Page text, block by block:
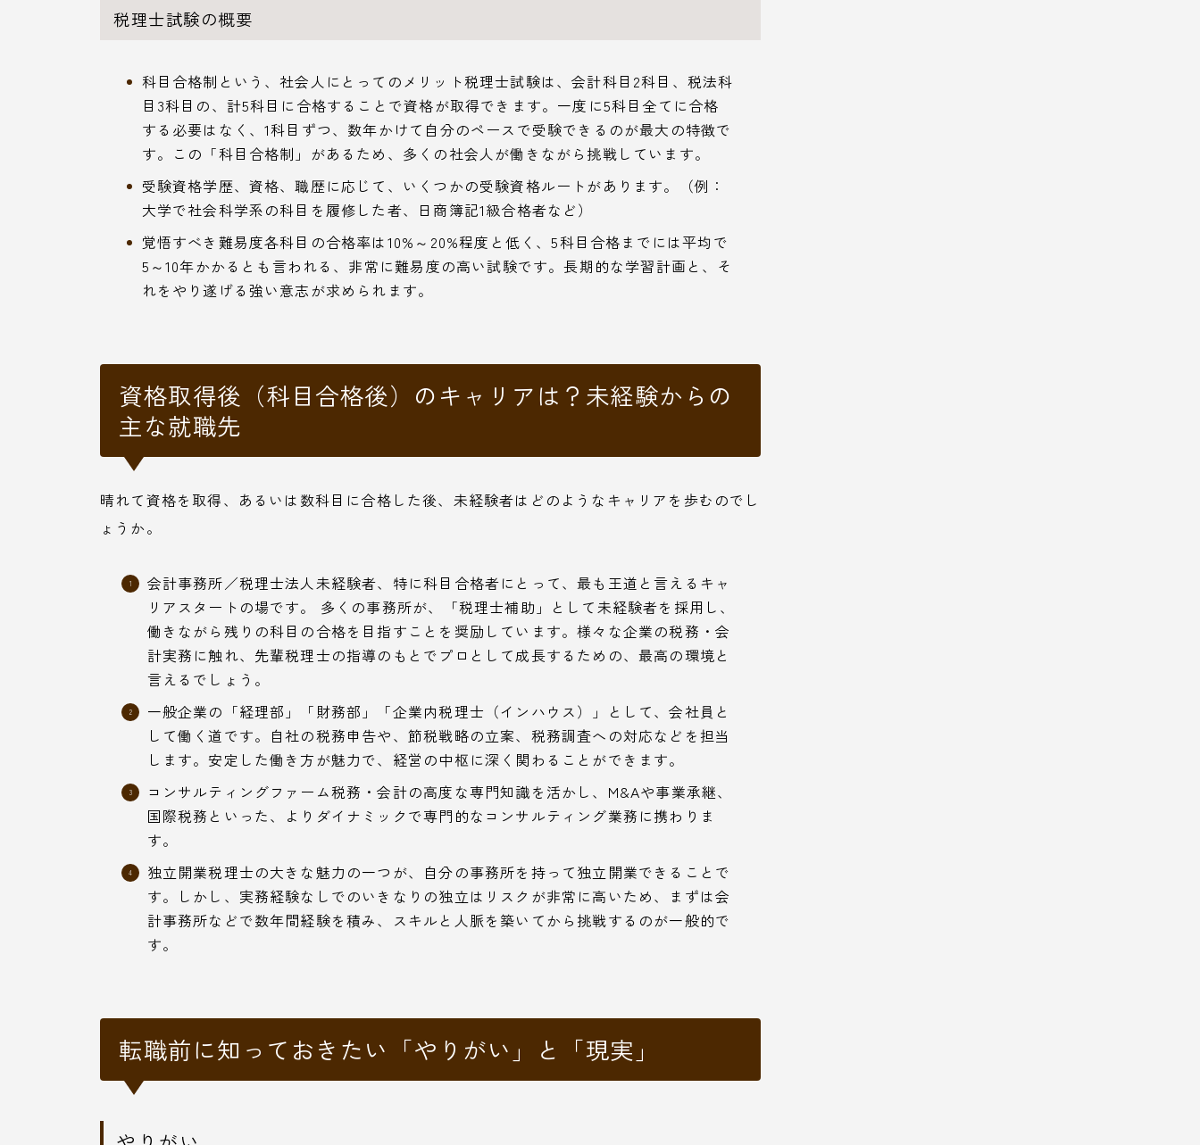
税理士試験の概要
科目合格制という、社会人にとってのメリット税理士試験は、会計科目2科目、税法科
目3科目の、計5科目に合格することで資格が取得できます。一度に5科目全てに合格
する必要はなく、1科目ずつ、数年かけて自分のペースで受験できるのが最大の特徴で
す。この「科目合格制」があるため、多くの社会人が働きながら挑戦しています。
受験資格学歴、資格、職歴に応じて、いくつかの受験資格ルートがあります。（例：
大学で社会科学系の科目を履修した者、日商簿記1級合格者など）
覚悟すべき難易度各科目の合格率は10%～20%程度と低く、5科目合格までには平均で
5～10年かかるとも言われる、非常に難易度の高い試験です。長期的な学習計画と、そ
れをやり遂げる強い意志が求められます。
資格取得後（科目合格後）のキャリアは？未経験からの
主な就職先
晴れて資格を取得、あるいは数科目に合格した後、未経験者はどのようなキャリアを歩むのでし
ょうか。
会計事務所／税理士法人未経験者、特に科目合格者にとって、最も王道と言えるキャ
リアスタートの場です。 多くの事務所が、「税理士補助」として未経験者を採用し、
働きながら残りの科目の合格を目指すことを奨励しています。様々な企業の税務・会
計実務に触れ、先輩税理士の指導のもとでプロとして成長するための、最高の環境と
言えるでしょう。
一般企業の「経理部」「財務部」「企業内税理士（インハウス）」として、会社員と
して働く道です。自社の税務申告や、節税戦略の立案、税務調査への対応などを担当
します。安定した働き方が魅力で、経営の中枢に深く関わることができます。
コンサルティングファーム税務・会計の高度な専門知識を活かし、M&Aや事業承継、
国際税務といった、よりダイナミックで専門的なコンサルティング業務に携わりま
す。
独立開業税理士の大きな魅力の一つが、自分の事務所を持って独立開業できることで
す。しかし、実務経験なしでのいきなりの独立はリスクが非常に高いため、まずは会
計事務所などで数年間経験を積み、スキルと人脈を築いてから挑戦するのが一般的で
す。
転職前に知っておきたい「やりがい」と「現実」